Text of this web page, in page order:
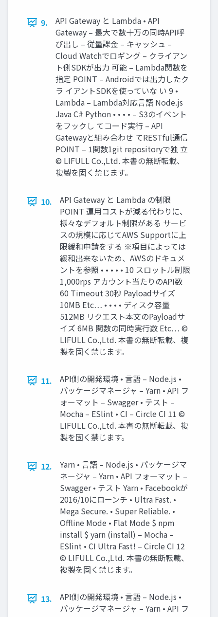
9.
API Gateway と Lambda • API
Gateway – 最大で数十万の同時API呼
び出し – 従量課金 – キャッシュ –
Cloud Watchでロギング – クライアン
ト側SDKが出力 可能 – Lambda関数を
指定 POINT – Androidでは出力したク
ラ イアントSDKを使っていな い 9 •
Lambda – Lambda対応言語 Node.js
Java C# Python • • • • – S3のイベント
をフックし てコード実行 – API
Gatewayと組み合わせ てRESTful通信
POINT – 1関数1git repositoryで独 立
© LIFULL Co.,Ltd. 本書の無断転載、
複製を固く禁じます。
10.
API Gateway と Lambda の制限
POINT 運用コストが減る代わりに、
様々なデフォルト制限がある サービ
スの規模に応じてAWS Supportに上
限緩和申請をする ※項目によっては
緩和出来ないため、AWSのドキュメ
ントを参照 • • • • • 10 スロットル制限
1,000rps アカウント当たりのAPI数
60 Timeout 30秒 Payloadサイズ
10MB Etc… • • • • ディスク容量
512MB リクエスト本文のPayloadサ
イズ 6MB 関数の同時実行数 Etc… ©
LIFULL Co.,Ltd. 本書の無断転載、複
製を固く禁じます。
11.
API側の開発環境 • 言語 – Node.js •
パッケージマネージャ – Yarn • API フ
ォーマット – Swagger • テスト –
Mocha – ESlint • CI – Circle CI 11 ©
LIFULL Co.,Ltd. 本書の無断転載、複
製を固く禁じます。
12.
Yarn • 言語 – Node.js • パッケージマ
ネージャ – Yarn • API フォーマット –
Swagger • テスト Yarn • Facebookが
2016/10にローンチ • Ultra Fast. •
Mega Secure. • Super Reliable. •
Offline Mode • Flat Mode $ npm
install $ yarn (install) – Mocha –
ESlint • CI Ultra Fast! – Circle CI 12
© LIFULL Co.,Ltd. 本書の無断転載、
複製を固く禁じます。
13.
API側の開発環境 • 言語 – Node.js •
パッケージマネージャ – Yarn • API フ